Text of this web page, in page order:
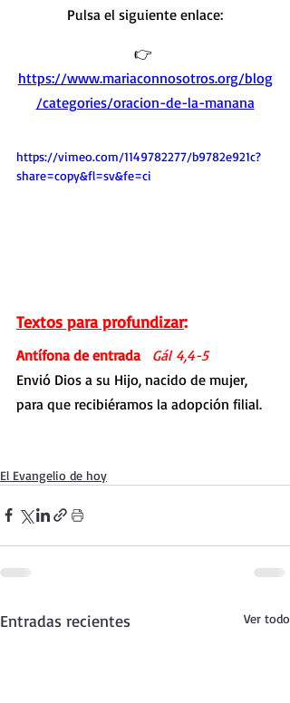
Pulsa el siguiente enlace:
👉
https://www.mariaconnosotros.org/blog
/categories/oracion-de-la-manana
https://vimeo.com/1149782277/b9782e921c?
share=copy&fl=sv&fe=ci
Textos para profundizar:
Antífona de entrada Gál 4,4-5
Envió Dios a su Hijo, nacido de mujer,
para que recibiéramos la adopción filial.
El Evangelio de hoy
Entradas recientes Ver todo